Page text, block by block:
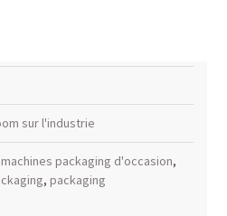
sur l'industrie
machines packaging d'occasion,
, packaging